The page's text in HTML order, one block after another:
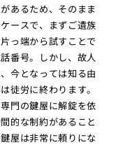
あるため、そのまま
ースで、まずご遺族
っ端から試すことで
番号。しかし、故人
今となっては知る由
徒労に終わります。
門の鍵屋に解錠を依
的な制約があること
屋は非常に頼りにな